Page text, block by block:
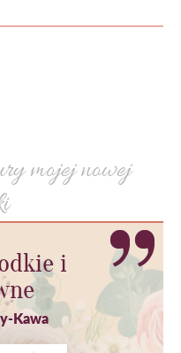
mojej nowej
i
Kawa